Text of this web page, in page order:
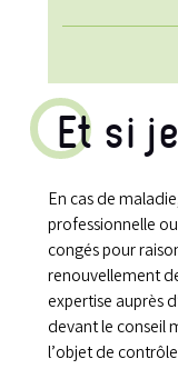
Et si
En cas de
professionnelle
congés pour
renouvellement
expertise auprès
devant le conseil
l’objet de